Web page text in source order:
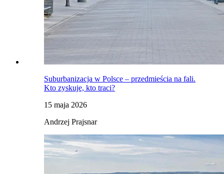
Suburbanizacja w Polsce – przedmieścia na fali.
Kto zyskuje, kto traci?
15 maja 2026
Andrzej Prajsnar